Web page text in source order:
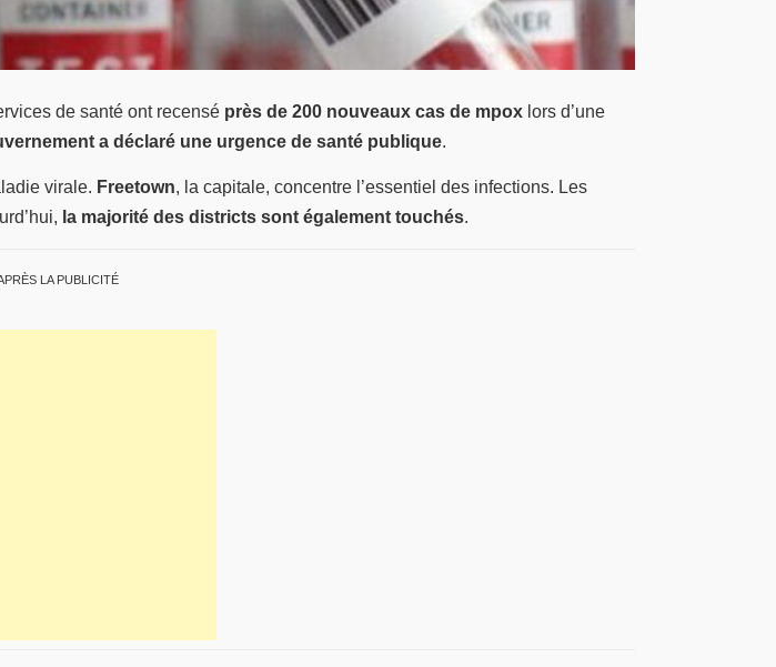
de santé ont recensé près de 200 nouveaux cas de mpox lors d’une
a déclaré une urgence de santé publique.
virale. Freetown, la capitale, concentre l’essentiel des infections. Les
la majorité des districts sont également touchés.
LA PUBLICITÉ